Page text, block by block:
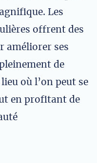
Les
offrent des
améliorer ses
de
où l’on peut se
en profitant de